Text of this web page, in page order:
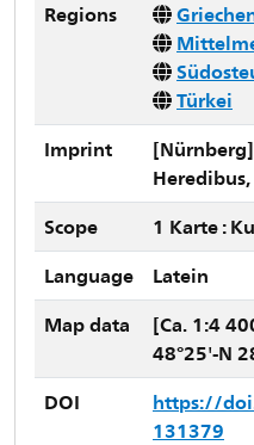
Regions
Türkei
Imprint
Scope
1 Karte :
Language
Latein
Map data
[Ca. 1:4
48°25'-N
DOI
https://
131379